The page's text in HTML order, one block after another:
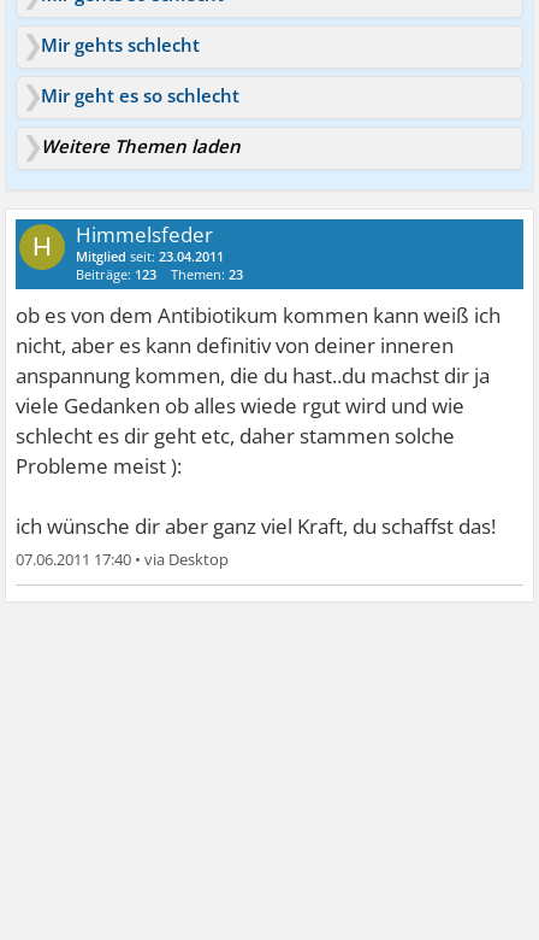
Mir gehts schlecht
Mir geht es so schlecht
Weitere Themen laden
H Himmelsfeder
Mitglied seit:23.04.2011
Beiträge: 123 Themen:23
ob es von dem Antibiotikum kommen kann weiß ich
nicht, aber es kann definitiv von deiner inneren
anspannung kommen, die du hast..du machst dir ja
viele Gedanken ob alles wiede rgut wird und wie
schlecht es dir geht etc, daher stammen solche
Probleme meist ):
ich wünsche dir aber ganz viel Kraft, du schaffst das!
07.06.2011 17:40 •